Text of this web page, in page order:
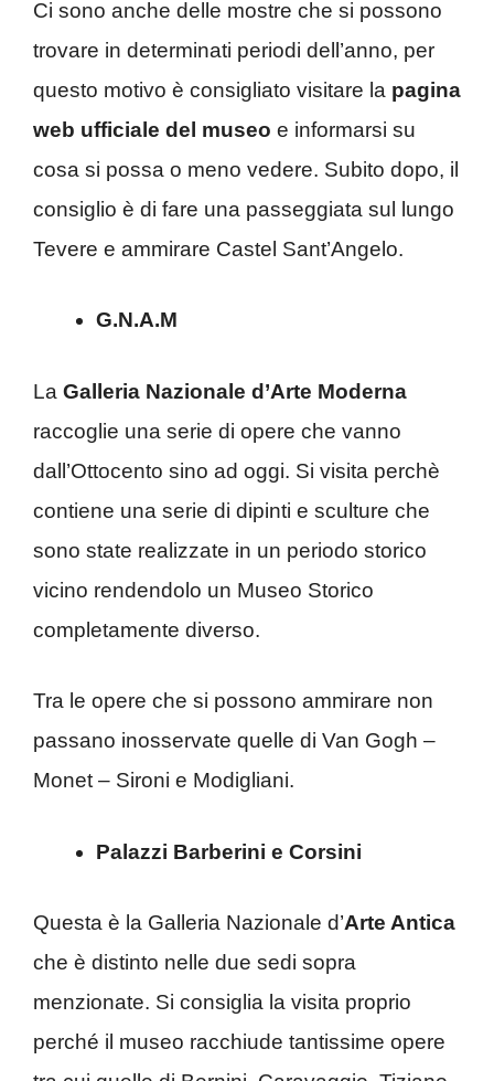
Ci sono anche delle mostre che si possono
trovare in determinati periodi dell’anno, per
questo motivo è consigliato visitare la pagina
web ufficiale del museo e informarsi su
cosa si possa o meno vedere. Subito dopo, il
consiglio è di fare una passeggiata sul lungo
Tevere e ammirare Castel Sant’Angelo.
G.N.A.M
La Galleria Nazionale d’Arte Moderna
raccoglie una serie di opere che vanno
dall’Ottocento sino ad oggi. Si visita perchè
contiene una serie di dipinti e sculture che
sono state realizzate in un periodo storico
vicino rendendolo un Museo Storico
completamente diverso.
Tra le opere che si possono ammirare non
passano inosservate quelle di Van Gogh –
Monet – Sironi e Modigliani.
Palazzi Barberini e Corsini
Questa è la Galleria Nazionale d’Arte Antica
che è distinto nelle due sedi sopra
menzionate. Si consiglia la visita proprio
perché il museo racchiude tantissime opere